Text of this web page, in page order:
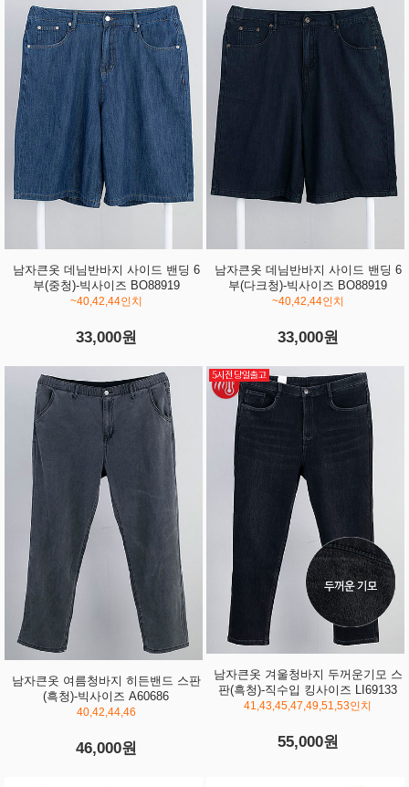
남자큰옷 데님반바지 사이드 밴딩 6
부(중청)-빅사이즈 BO88919
~40,42,44인치
33,000원
남자큰옷 데님반바지 사이드 밴딩 6
부(다크청)-빅사이즈 BO88919
~40,42,44인치
33,000원
남자큰옷 여름청바지 히든밴드 스판
(흑청)-빅사이즈 A60686
40,42,44,46
46,000원
남자큰옷 겨울청바지 두꺼운기모 스
판(흑청)-직수입 킹사이즈 LI69133
41,43,45,47,49,51,53인치
55,000원